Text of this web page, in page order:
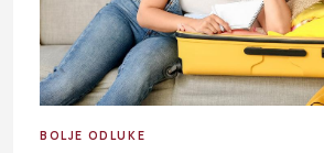
BOLJE ODLUKE